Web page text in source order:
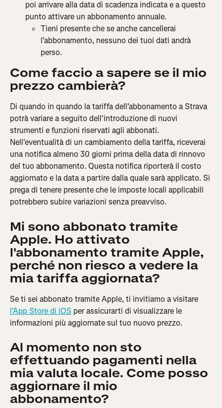
poi arrivare alla data di scadenza indicata e a questo
punto attivare un abbonamento annuale.
Tieni presente che se anche cancellerai
l'abbonamento, nessuno dei tuoi dati andrà
perso.
Come faccio a sapere se il mio
prezzo cambierà?
Di quando in quando la tariffa dell'abbonamento a Strava
potrà variare a seguito dell'introduzione di nuovi
strumenti e funzioni riservati agli abbonati.
Nell'eventualità di un cambiamento della tariffa, riceverai
una notifica almeno 30 giorni prima della data di rinnovo
del tuo abbonamento. Questa notifica riporterà il costo
aggiornato e la data a partire dalla quale sarà applicato. Si
prega di tenere presente che le imposte locali applicabili
potrebbero subire variazioni senza preavviso.
Mi sono abbonato tramite
Apple. Ho attivato
l'abbonamento tramite Apple,
perché non riesco a vedere la
mia tariffa aggiornata?
Se ti sei abbonato tramite Apple, ti invitiamo a visitare
l'App Store di iOS per assicurarti di visualizzare le
informazioni più aggiornate sul tuo nuovo prezzo.
Al momento non sto
effettuando pagamenti nella
mia valuta locale. Come posso
aggiornare il mio
abbonamento?